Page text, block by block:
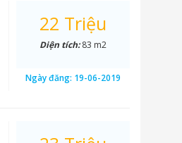
22 Triệu
Diện tích:83 m2
Ngày đăng: 19-06-2019